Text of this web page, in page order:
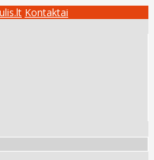
Kontaktai